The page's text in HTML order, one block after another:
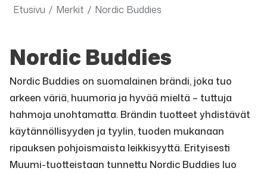
Etusivu / Merkit / Nordic Buddies
Nordic Buddies
Nordic Buddies on suomalainen brändi, joka tuo
arkeen väriä, huumoria ja hyvää mieltä – tuttuja
hahmoja unohtamatta. Brändin tuotteet yhdistävät
käytännöllisyyden ja tyylin, tuoden mukanaan
ripauksen pohjoismaista leikkisyyttä. Erityisesti
Muumi-tuotteistaan tunnettu Nordic Buddies luo